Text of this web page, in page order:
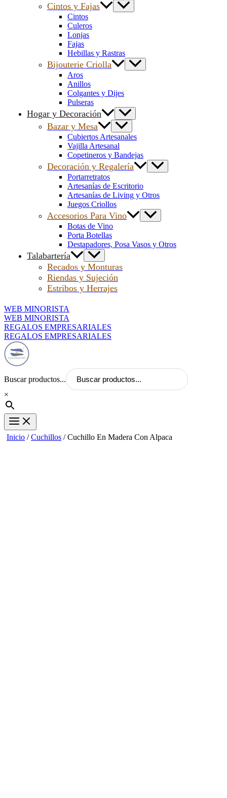
Cintos y Fajas
Cintos
Culeros
Lonjas
Fajas
Hebillas y Rastras
Bijouterie Criolla
Aros
Anillos
Colgantes y Dijes
Pulseras
Hogar y Decoración
Bazar y Mesa
Cubiertos Artesanales
Vajilla Artesanal
Copetineros y Bandejas
Decoración y Regalería
Portarretratos
Artesanías de Escritorio
Artesanías de Living y Otros
Juegos Criollos
Accesorios Para Vino
Botas de Vino
Porta Botellas
Destapadores, Posa Vasos y Otros
Talabartería
Recados y Monturas
Riendas y Sujeción
Estribos y Herrajes
WEB MINORISTA
WEB MINORISTA
REGALOS EMPRESARIALES
REGALOS EMPRESARIALES
Buscar productos...
×
Inicio /Cuchillos / Cuchillo En Madera Con Alpaca